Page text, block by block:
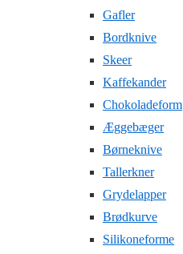
Gafler
Bordknive
Skeer
Kaffekander
Chokoladeform
Æggebæger
Børneknive
Tallerkner
Grydelapper
Brødkurve
Silikoneforme